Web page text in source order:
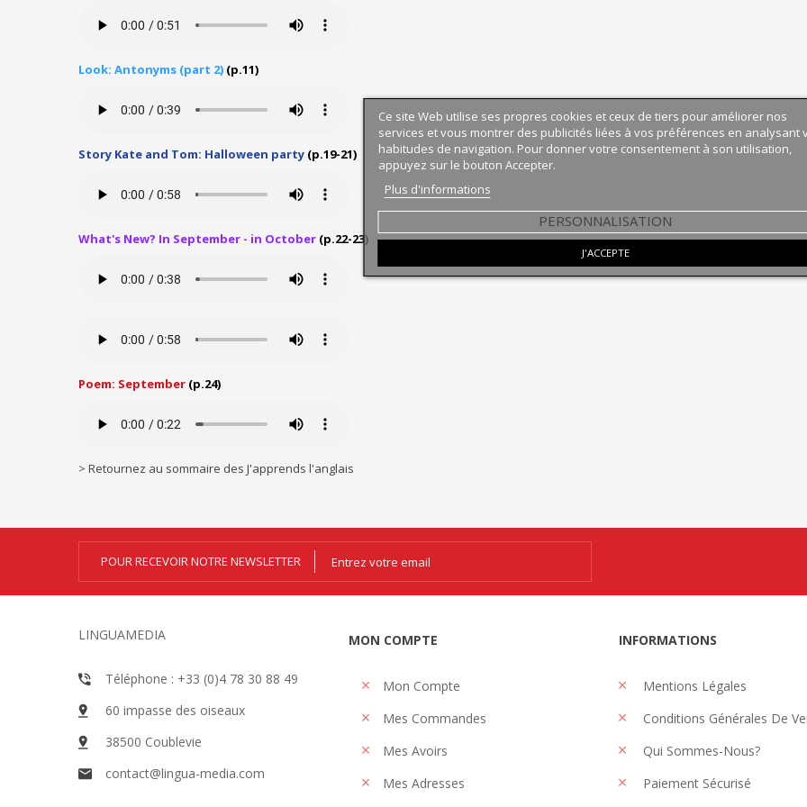
Look: Antonyms (part 2) (p.11)
Story Kate and Tom: Halloween party (p.19-21)
What's New? In September - in October (p.22-23)
Poem: September (p.24)
> Retournez au sommaire des J'apprends l'anglais
Ce site Web utilise ses propres cookies et ceux de tiers pour améliorer nos
services et vous montrer des publicités liées à vos préférences en analysant
habitudes de navigation. Pour donner votre consentement à son utilisation,
appuyez sur le bouton Accepter.
Plus d'informations
PERSONNALISATION
J'ACCEPTE
POUR RECEVOIR NOTRE NEWSLETTER
LINGUAMEDIA
Téléphone : +33 (0)4 78 30 88 49
60 impasse des oiseaux
38500 Coublevie
contact@lingua-media.com
MON COMPTE
Mon Compte
Mes Commandes
Mes Avoirs
Mes Adresses
INFORMATIONS
Mentions Légales
Conditions Générales De
Qui Sommes-Nous?
Paiement Sécurisé